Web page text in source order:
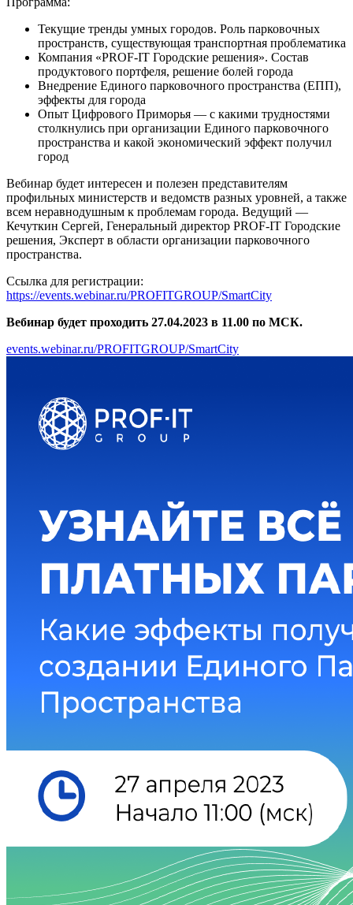
Текущие тренды умных городов. Роль парковочных
пространств, существующая транспортная проблематика
Компания «PROF-IT Городские решения». Состав
продуктового портфеля, решение болей города
Внедрение Единого парковочного пространства (ЕПП),
эффекты для города
Опыт Цифрового Приморья — с какими трудностями
столкнулись при организации Единого парковочного
пространства и какой экономический эффект получил
город
Вебинар будет интересен и полезен представителям
профильных министерств и ведомств разных уровней, а также
всем неравнодушным к проблемам города. Ведущий —
Кечуткин Сергей, Генеральный директор PROF-IT Городские
решения, Эксперт в области организации парковочного
пространства.
Ссылка для регистрации:
https://events.webinar.ru/PROFITGROUP/SmartCity
Вебинар будет проходить 27.04.2023 в 11.00 по МСК.
events.webinar.ru/PROFITGROUP/SmartCity